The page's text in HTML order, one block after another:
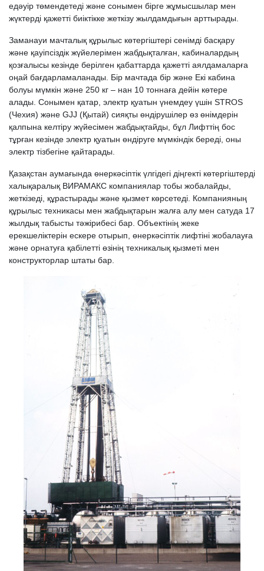
едәуір төмендетеді және сонымен бірге жұмысшылар мен
жүктерді қажетті биіктікке жеткізу жылдамдығын арттырады.
Заманауи мачталық құрылыс көтергіштері сенімді басқару
және қауіпсіздік жүйелерімен жабдықталған, кабиналардың
қозғалысы кезінде берілген қабаттарда қажетті аялдамаларға
оңай бағдарламаланады. Бір мачтада бір және Екі кабина
болуы мүмкін және 250 кг – нан 10 тоннаға дейін көтере
алады. Сонымен қатар, электр қуатын үнемдеу үшін STROS
(Чехия) және GJJ (Қытай) сияқты өндірушілер өз өнімдерін
қалпына келтіру жүйесімен жабдықтайды, бұл Лифттің бос
тұрған кезінде электр қуатын өндіруге мүмкіндік береді, оны
электр тізбегіне қайтарады.
Қазақстан аумағында өнеркәсіптік үлгідегі діңгекті көтергіштерді
халықаралық ВИРАМАКС компаниялар тобы жобалайды,
жеткізеді, құрастырады және қызмет көрсетеді. Компанияның
құрылыс техникасы мен жабдықтарын жалға алу мен сатуда 17
жылдық табысты тәжірибесі бар. Объектінің жеке
ерекшеліктерін ескере отырып, өнеркәсіптік лифтіні жобалауға
және орнатуға қабілетті өзінің техникалық қызметі мен
конструкторлар штаты бар.